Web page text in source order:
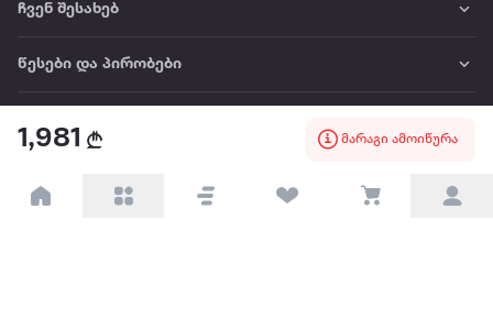
1,981 მარაგი ამოიწურა
ჩვენ შესახებ
წესები და პირობები